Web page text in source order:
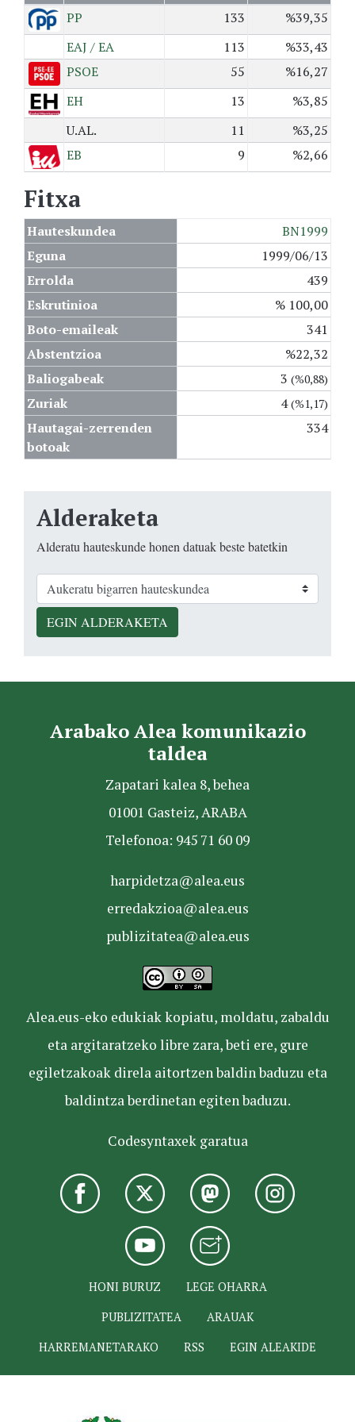
PP
133
%39,35
EAJ / EA
113
%33,43
PSOE
55
%16,27
EH
13
%3,85
U.AL.
11
%3,25
EB
9 %2,66
Fitxa
Hauteskundea
BN1999
Eguna
1999/06/13
Errolda
439
Eskrutinioa
% 100,00
Boto-emaileak
341
Abstentzioa
%22,32
Baliogabeak
3 (%0,88)
Zuriak 4(%1,17)
Hautagai-zerrenden
botoak
334
Alderaketa
Alderatu hauteskunde honen datuak beste batetkin
EGIN ALDERAKETA
Arabako Alea komunikazio
taldea
Zapatari kalea 8, behea
01001 Gasteiz, ARABA
Telefonoa: 945 71 60 09
harpidetza@alea.eus
erredakzioa@alea.eus
publizitatea@alea.eus
Alea.eus-eko edukiak kopiatu, moldatu, zabaldu
eta argitaratzeko libre zara, beti ere, gure
egiletzakoak direla aitortzen baldin baduzu eta
baldintza berdinetan egiten baduzu.
Codesyntaxek garatua
HONI BURUZ
LEGE OHARRA
PUBLIZITATEA
ARAUAK
HARREMANETARAKO
RSS EGIN ALEAKIDE